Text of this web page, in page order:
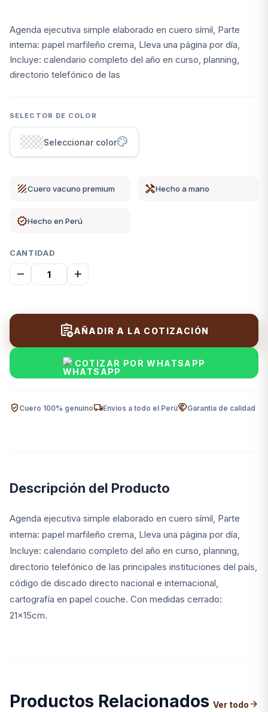
arrow_forward
Regalos empresariales
Ver categoríaarrow_forward
Funda de gafas
Artículos de uso personal
Artículos de uso personal - Damas
Ver categoríaarrow_forward
Agenda ejecutiva simple elaborado en cuero símil, Parte
interna: papel marfileño crema, Lleva una página por día,
Incluye: calendario completo del año en curso, planning,
directorio telefónico de las
SELECTOR DE COLOR
Seleccionar colorpalette
textureCuero vacuno premium handymanHecho a mano
verifiedHecho en Perú
CANTIDAD
remove add
assignment_addAÑADIR A LA COTIZACIÓN
COTIZAR POR WHATSAPP
verified_user Cuero 100% genuinolocal_shippingEnvíos a todo el PerúhandshakeGarantía de calidad
Descripción del Producto
Agenda ejecutiva simple elaborado en cuero símil, Parte
interna: papel marfileño crema, Lleva una página por día,
Incluye: calendario completo del año en curso, planning,
directorio telefónico de las principales instituciones del país,
código de discado directo nacional e internacional,
cartografía en papel couche. Con medidas cerrado:
21x15cm.
Productos Relacionados Ver todo arrow_forward